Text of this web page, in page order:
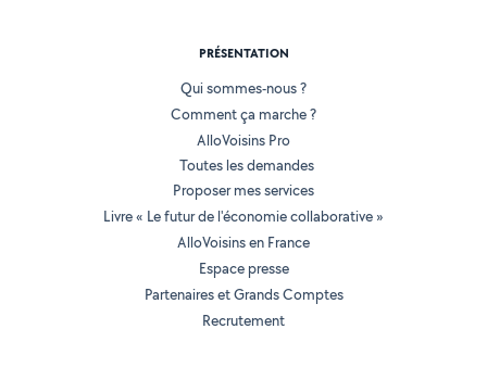
PRÉSENTATION
Qui sommes-nous ?
Comment ça marche ?
AlloVoisins Pro
Toutes les demandes
Proposer mes services
Livre « Le futur de l'économie collaborative »
AlloVoisins en France
Espace presse
Partenaires et Grands Comptes
Recrutement